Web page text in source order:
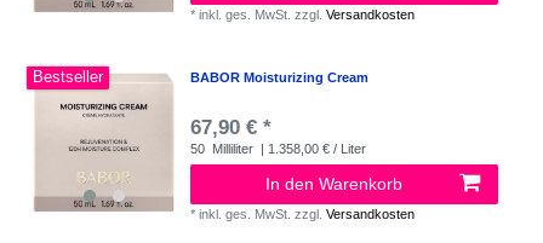
*inkl. ges. MwSt. zzgl.Versandkosten
Bestseller BABOR Moisturizing Cream
67,90 € *
50 Milliliter | 1.358,00 € / Liter
In den Warenkorb
*inkl. ges. MwSt. zzgl.Versandkosten